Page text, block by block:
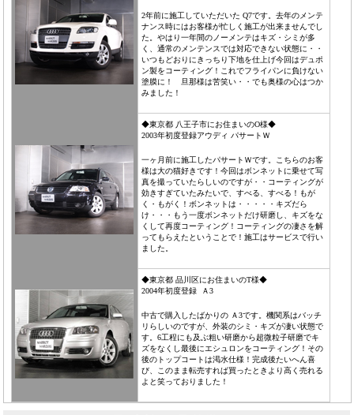
2年前に施工していただいた Q7です。去年のメンテ
ナンス時にはお客様が忙しく施工が出来ませんでし
た。やはり一年間のノーメンテはキズ・シミが多
く、通常のメンテンスでは対応できない状態に・・
いつもどおりにきっちり下地を仕上げ今回はデュポ
ン製をコーティング！これでフライパンに負けない
塗膜に！ 旦那様は苦笑い・・でも奥様の心はつか
みました！
◆東京都 八王子市にお住まいのO様◆
2003年初度登録アウディ パサートＷ
一ヶ月前に施工したパサートＷです。こちらのお客
様は大の猫好きです！今回はボンネットに乗せて写
真を撮っていたらしいのですが・・コーティングが
効きすぎていたみたいで、すべる、すべる！もが
く・もがく！ボンネットは・・・・・キズだら
け・・・もう一度ボンネットだけ研磨し、キズをな
くして再度コーティング！コーティングの凄さを解
ってもらえたということで！施工はサービスで行い
ました。
◆東京都 品川区にお住まいのT様◆
2004年初度登録 Ａ3
中古で購入したばかりの Ａ3です。機関系はバッチ
リらしいのですが、外装のシミ・キズが凄い状態で
す。6工程にも及ぶ粗い研磨から超微粒子研磨でキ
ズをなくし最後にエシュロンをコーティング！その
後のトップコートは渇水仕様！完成後たいへん喜
び、このまま転売すれば買ったときより高く売れる
よと笑っておりました！